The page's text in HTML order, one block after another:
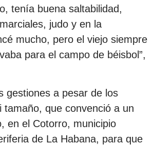
tenía buena saltabilidad,
judo y en la
mucho, pero el viejo siempre
para el campo de béisbol”,
gestiones a pesar de los
tamaño, que convenció a un
en el Cotorro, municipio
de La Habana, para que